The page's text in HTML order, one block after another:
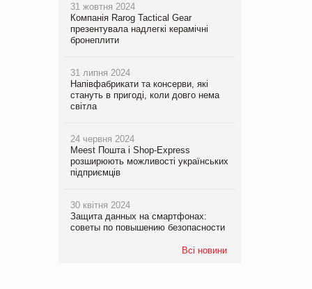
31 жовтня 2024
Компанія Rarog Tactical Gear
презентувала надлегкі керамічні
бронеплити
31 липня 2024
Напівфабрикати та консерви, які
стануть в пригоді, коли довго нема
світла
24 червня 2024
Meest Пошта і Shop-Express
розширюють можливості українських
підприємців
30 квітня 2024
Защита данных на смартфонах:
советы по повышению безопасности
Всі новини